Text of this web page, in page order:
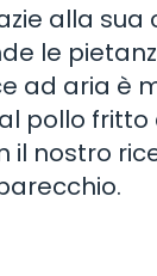
alla sua
le
ad aria è
pollo fritto
il nostro